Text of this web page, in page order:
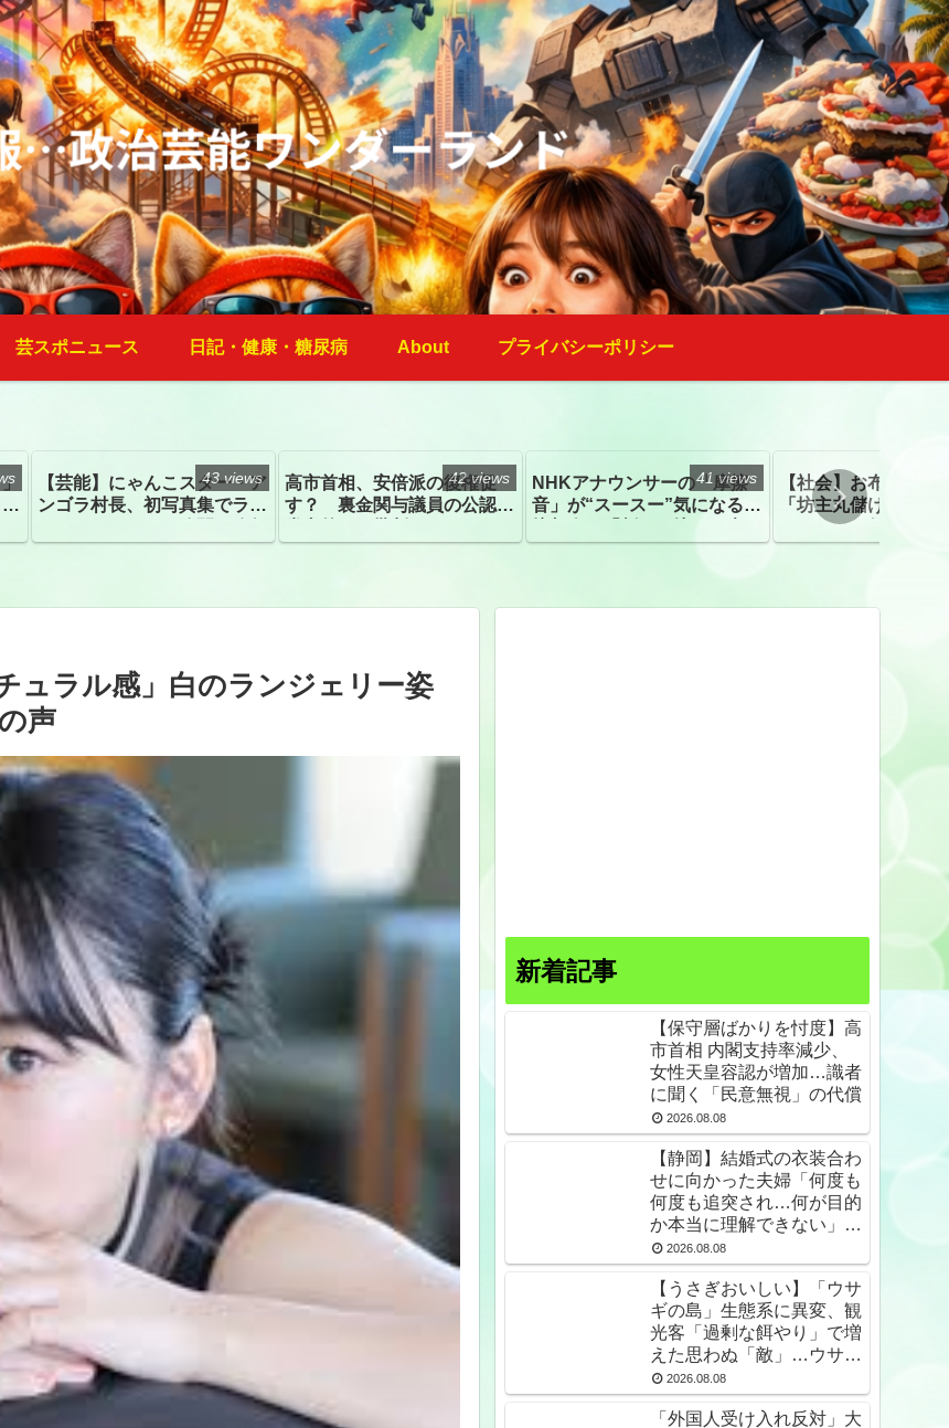
芸スポニュース 日記・健康・糖尿病 About プライバシーポリシー
【芸能】にゃんこスター・ア
ンゴラ村長、初写真集でラン
はデジタル写真集が異例の大
43 views
高市首相、安倍派の復権促
す？ 裏金関与議員の公認、
42 views
NHKアナウンサーの「摩擦
音」が“スースー”気になる指
聴こえる。聴きづらい」
41 views
【社会】お布施、戒
「坊主丸儲け」は
ほとんどが年収３０
下「地方の寺の僧侶
ュラル感」白のランジェリー姿
声
新着記事
【保守層ばかりを忖度】高
市首相 内閣支持率減少、
女性天皇容認が増加…識者
に聞く「民意無視」の代償
2026.08.08
【静岡】結婚式の衣装合わ
せに向かった夫婦「何度も
何度も追突され…何が目的
か本当に理解できない」東
名高速で続いた約1.7キロ
の追突
2026.08.08
【うさぎおいしい】「ウサ
ギの島」生態系に異変、観
光客「過剰な餌やり」で増
えた思わぬ「敵」…ウサギ
襲い口でくわえる姿も 大
久野島
2026.08.08
「外国人受け入れ反対」大